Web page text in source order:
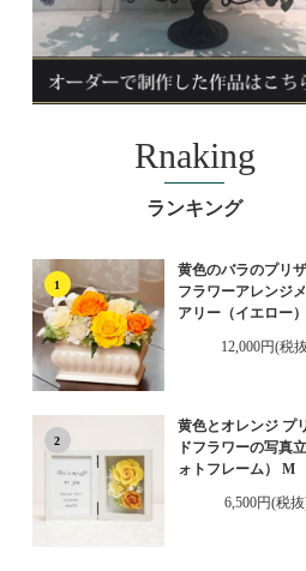
Rnaking
ランキング
1
黄色のバラのプリ
フラワーアレンジ
アリー（イエロー）
12,000円(税
2
黄色とオレンジ プ
ドフラワーの写真
ォトフレーム） M
6,500円(税